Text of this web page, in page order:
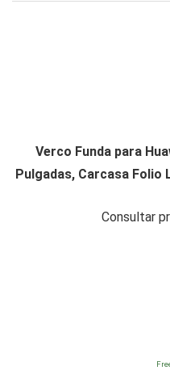
Verco Funda para
Pulgadas, Carcasa Folio
Consultar